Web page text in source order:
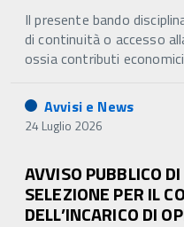
Il presente bando
di continuità o accesso
ossia contributi
Avvisi e News
24 Luglio 2026
AVVISO PUBBLICO
SELEZIONE PER IL
DELL’INCARICO DI